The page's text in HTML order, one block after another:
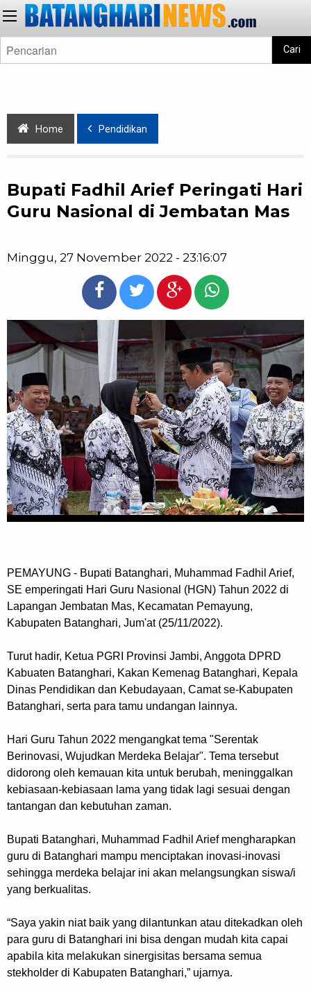
Cari
Home Pendidikan
Bupati Fadhil Arief Peringati Hari
Guru Nasional di Jembatan Mas
Minggu, 27 November 2022 - 23:16:07
PEMAYUNG - Bupati Batanghari, Muhammad Fadhil Arief,
SE emperingati Hari Guru Nasional (HGN) Tahun 2022 di
Lapangan Jembatan Mas, Kecamatan Pemayung,
Kabupaten Batanghari, Jum'at (25/11/2022).
Turut hadir, Ketua PGRI Provinsi Jambi, Anggota DPRD
Kabuaten Batanghari, Kakan Kemenag Batanghari, Kepala
Dinas Pendidikan dan Kebudayaan, Camat se-Kabupaten
Batanghari, serta para tamu undangan lainnya.
Hari Guru Tahun 2022 mengangkat tema "Serentak
Berinovasi, Wujudkan Merdeka Belajar". Tema tersebut
didorong oleh kemauan kita untuk berubah, meninggalkan
kebiasaan-kebiasaan lama yang tidak lagi sesuai dengan
tantangan dan kebutuhan zaman.
Bupati Batanghari, Muhammad Fadhil Arief mengharapkan
guru di Batanghari mampu menciptakan inovasi-inovasi
sehingga merdeka belajar ini akan melangsungkan siswa/i
yang berkualitas.
“Saya yakin niat baik yang dilantunkan atau ditekadkan oleh
para guru di Batanghari ini bisa dengan mudah kita capai
apabila kita melakukan sinergisitas bersama semua
stekholder di Kabupaten Batanghari,” ujarnya.